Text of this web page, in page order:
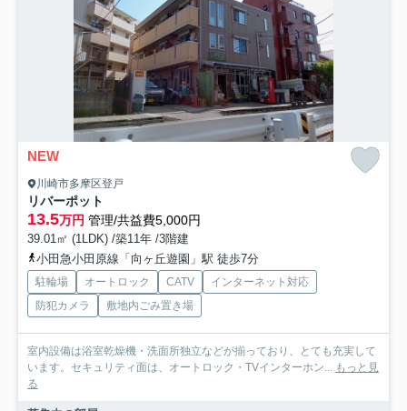
NEW
川崎市多摩区登戸
リバーポット
13.5万円 管理/共益費5,000円
39.01㎡ (1LDK) /築11年 /3階建
小田急小田原線「向ヶ丘遊園」駅 徒歩7分
駐輪場 オートロック CATV
インターネット対応
防犯カメラ
敷地内ごみ置き場
室内設備は浴室乾燥機・洗面所独立などが揃っており、とても充実して
います。セキュリティ面は、オートロック・TVインターホン... もっと見
る